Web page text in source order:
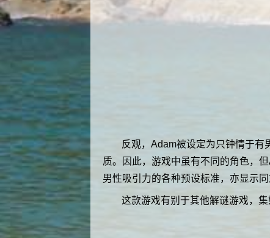
反观，Adam被设定为只钟情于有
质。因此，游戏中虽有不同的角色，
男性吸引力的各种预设标准，亦显示
这款游戏有别于其他解谜游戏，